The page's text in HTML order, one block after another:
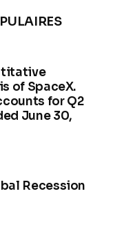
of SpaceX.
for Q2
June 30,
Recession